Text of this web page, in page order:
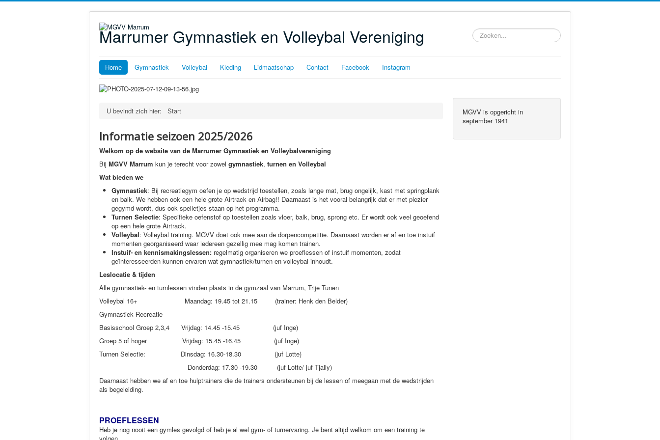
Marrumer Gymnastiek en Volleybal Vereniging Zoeken
Home Gymnastiek Volleybal Kleding Lidmaatschap Contact Facebook Instagram
U bevindt zich hier: Start
Informatie seizoen 2025/2026
Welkom op de website van de Marrumer Gymnastiek en Volleybalvereniging
Bij MGVV Marrum kun je terecht voor zowel gymnastiek, turnen en Volleybal
Wat bieden we
Gymnastiek: Bij recreatiegym oefen je op wedstrijd toestellen, zoals lange mat, brug ongelijk, kast met springplank
en balk. We hebben ook een hele grote Airtrack en Airbag!! Daarnaast is het vooral belangrijk dat er met plezier
gegymd wordt, dus ook spelletjes staan op het programma.
Turnen Selectie: Specifieke oefenstof op toestellen zoals vloer, balk, brug, sprong etc. Er wordt ook veel geoefend
op een hele grote Airtrack.
Volleybal: Volleybal training. MGVV doet ook mee aan de dorpencompetitie. Daarnaast worden er af en toe instuif
momenten georganiseerd waar iedereen gezellig mee mag komen trainen.
Instuif- en kennismakingslessen: regelmatig organiseren we proeflessen of instuif momenten, zodat
geïnteresseerden kunnen ervaren wat gymnastiek/turnen en volleybal inhoudt.
Leslocatie & tijden
Alle gymnastiek- en turnlessen vinden plaats in de gymzaal van Marrum, Trije Tunen
Volleybal 16+ Maandag: 19.45 tot 21.15 (trainer: Henk den Belder)
Gymnastiek Recreatie
Basisschool Groep 2,3,4 Vrijdag: 14.45 -15.45 (juf Inge)
Groep 5 of hoger Vrijdag: 15.45 -16.45 (juf Inge)
Turnen Selectie: Dinsdag: 16.30-18.30 (juf Lotte)
Donderdag: 17.30 -19.30 (juf Lotte/ juf Tjally)
Daarnaast hebben we af en toe hulptrainers die de trainers ondersteunen bij de lessen of meegaan met de wedstrijden
als begeleiding.
PROEFLESSEN
Heb je nog nooit een gymles gevolgd of heb je al wel gym- of turnervaring. Je bent altijd welkom om een training te
volgen.
MGVV is opgericht in
september 1941